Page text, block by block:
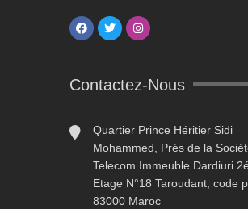
Contactez-Nous
Quartier Prince Héritier Sidi
Mohammed, Prés de la
Telecom Immeuble Dardiuri
Etage N°18 Taroudant, code
83000 Maroc